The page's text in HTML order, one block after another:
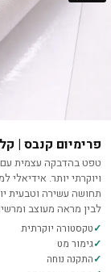
פרימיום קנבס |
טפט בהדבקה עצמית עם
ויוקרתי יותר.
תחושה עשירה וטבעית
לבין מראה מעוצב
טקסטורה יוקרתית
גימור מט
התקנה נוחה